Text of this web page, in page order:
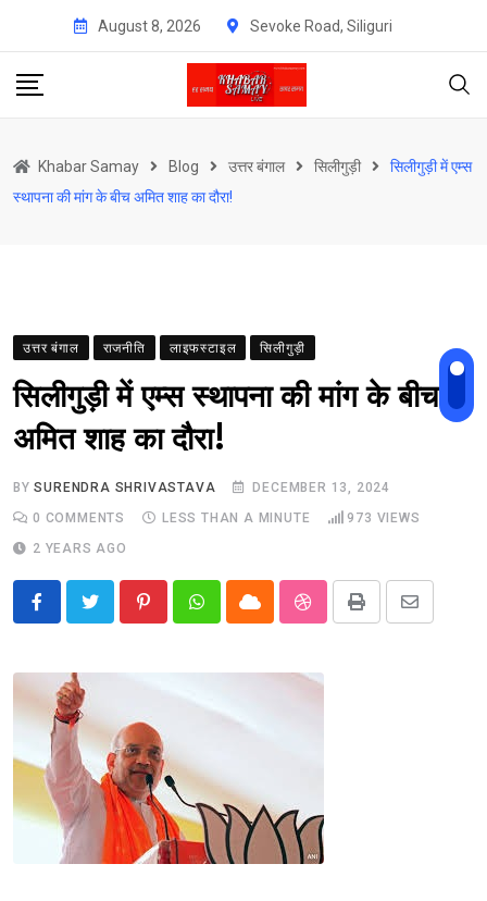
content
August 8, 2026 Sevoke Road, Siliguri
Khabar Samay Blog उत्तर बंगाल सिलीगुड़ी
सिलीगुड़ी में एम्स
स्थापना की मांग के बीच अमित शाह का दौरा!
उत्तर बंगाल राजनीति लाइफस्टाइल सिलीगुड़ी
सिलीगुड़ी में एम्स स्थापना की मांग के बीच
अमित शाह का दौरा!
BYSURENDRA SHRIVASTAVA
DECEMBER 13, 2024
0 COMMENTS LESS THAN A MINUTE 973 VIEWS
2 YEARS AGO
PinterestWhatsappCloud StumbleUpon
Print
Share